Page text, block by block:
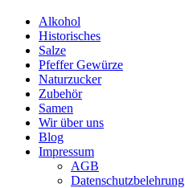
Alkohol
Historisches
Salze
Pfeffer Gewürze
Naturzucker
Zubehör
Samen
Wir über uns
Blog
Impressum
AGB
Datenschutzbelehrung